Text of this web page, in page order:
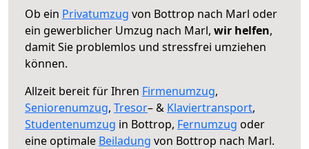
Ob ein Privatumzug von Bottrop nach Marl oder
ein gewerblicher Umzug nach Marl, wir helfen,
damit Sie problemlos und stressfrei umziehen
können.
Allzeit bereit für Ihren Firmenumzug,
Seniorenumzug, Tresor– & Klaviertransport,
Studentenumzug in Bottrop, Fernumzug oder
eine optimale Beiladung von Bottrop nach Marl.